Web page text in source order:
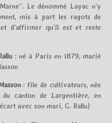
Le dénommé Layac n’y
mis à part les ragots de
d’affirmer qu’il est et reste
: né à Paris en 1879, marié
: file de cultivateurs, née
canton de Largentière, en
avec son mari, G. Rallu)